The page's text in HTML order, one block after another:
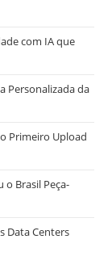
com IA que
Personalizada da
Primeiro Upload
o Brasil Peça-
Data Centers